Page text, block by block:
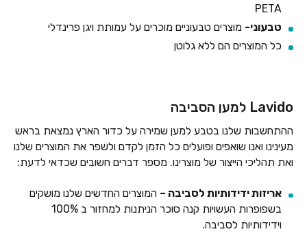
PETA
טבעוני- מוצרים טבעוניים מוכרים על עמותת ויגן פרינדלי
כל המוצרים הם ללא גלוטן
Lavido למען הסביבה
ההתחשבות שלנו בטבע למען שמירה על כדור הארץ נמצאת בראש
מעינינו ואנו שואפים ופועלים כל הזמן לקדם ולשפר את המוצרים שלנו
ואת תהליכי הייצור של מוצרינו. מספר דברים חשובים שכדאי לדעת:
אריזות ידידותיות לסביבה – המוצרים החדשים שלנו מושקים
בשפופרות העשויות קנה סוכר הניתנות למחזור ב 100%
וידידותיות לסביבה.